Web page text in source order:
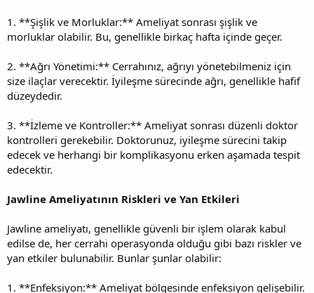
1. **Şişlik ve Morluklar:** Ameliyat sonrası şişlik ve
morluklar olabilir. Bu, genellikle birkaç hafta içinde geçer.
2. **Ağrı Yönetimi:** Cerrahınız, ağrıyı yönetebilmeniz için
size ilaçlar verecektir. İyileşme sürecinde ağrı, genellikle hafif
düzeydedir.
3. **İzleme ve Kontroller:** Ameliyat sonrası düzenli doktor
kontrolleri gerekebilir. Doktorunuz, iyileşme sürecini takip
edecek ve herhangi bir komplikasyonu erken aşamada tespit
edecektir.
Jawline Ameliyatının Riskleri ve Yan Etkileri
Jawline ameliyatı, genellikle güvenli bir işlem olarak kabul
edilse de, her cerrahi operasyonda olduğu gibi bazı riskler ve
yan etkiler bulunabilir. Bunlar şunlar olabilir:
1. **Enfeksiyon:** Ameliyat bölgesinde enfeksiyon gelişebilir.